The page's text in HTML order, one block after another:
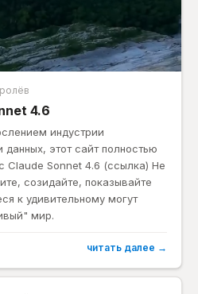
4.6
индустрии
этот сайт полностью
Claude Sonnet 4.6 (ссылка) Не
созидайте, показывайте
к удивительному могут
мир.
читать далее →